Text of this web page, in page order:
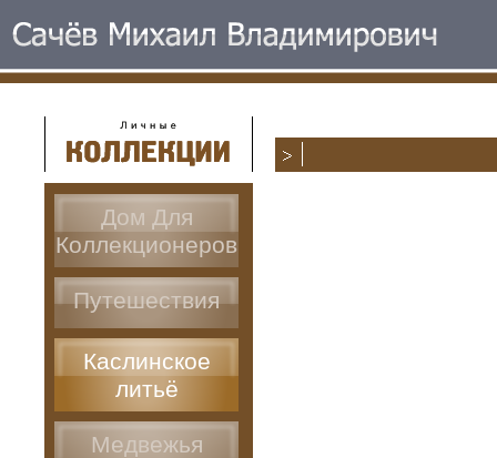
Дом Для
Коллекционеров
Путешествия
Каслинское
литьё
Медвежья